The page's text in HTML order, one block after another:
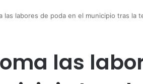
las labores de poda en el municipio tras la
las